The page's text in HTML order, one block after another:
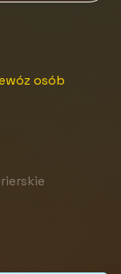
osób